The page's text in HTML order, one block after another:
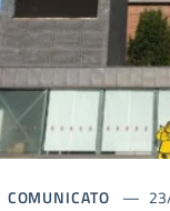
COMUNICATO